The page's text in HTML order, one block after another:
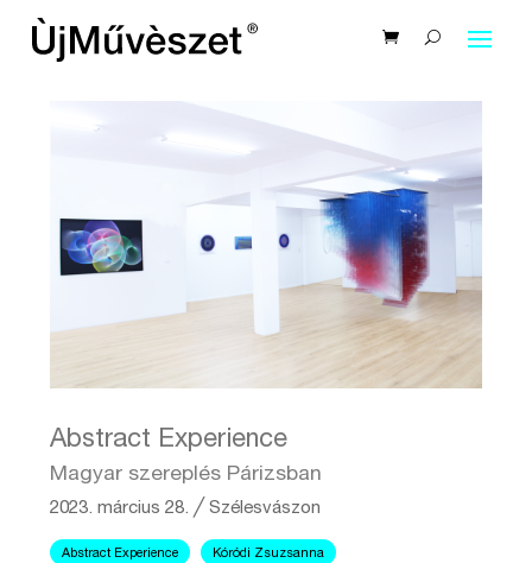
Abstract Experience
Magyar szereplés Párizsban
2023. március 28. ╱Szélesvászon
Abstract Experience Kóródi Zsuzsanna